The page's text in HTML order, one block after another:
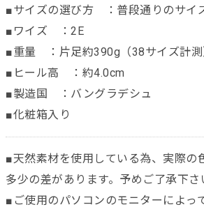
■サイズの選び方 ：普段通りのサイ
■ワイズ ：2E
■重量 ：片足約390g（38サイズ計測
■ヒール高 ：約4.0cm
■製造国 ：バングラデシュ
■化粧箱入り
■天然素材を使用している為、実際の
多少の差があります。予めご了承下さ
■ご使用のパソコンのモニターによっ